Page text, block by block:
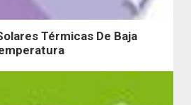
Térmicas De Baja